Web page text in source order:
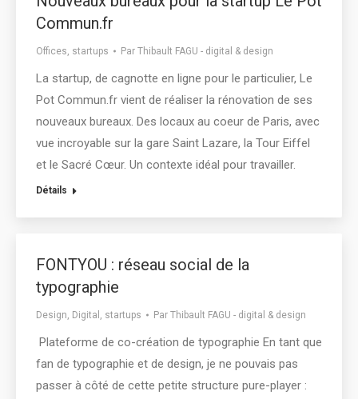
Commun.fr
Offices startups Par Thibault FAGU - digital & design
La startup, de cagnotte en ligne pour le particulier, Le
Pot Commun.fr vient de réaliser la rénovation de ses
nouveaux bureaux. Des locaux au coeur de Paris, avec
vue incroyable sur la gare Saint Lazare, la Tour Eiffel
et le Sacré Cœur. Un contexte idéal pour travailler.
Détails
FONTYOU : réseau social de la
typographie
Design Digital startups Par Thibault FAGU - digital & design
Plateforme de co-création de typographie En tant que
fan de typographie et de design, je ne pouvais pas
passer à côté de cette petite structure pure-player :